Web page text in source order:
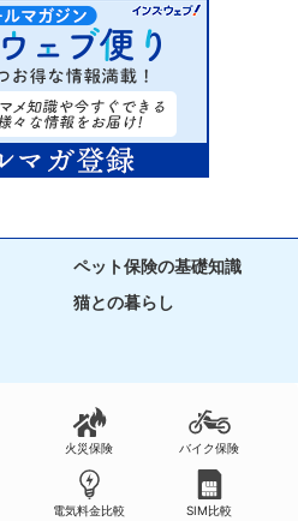
ペット保険の基礎知識
猫との暮らし
火災保険 バイク保険
電気料金比較 SIM比較